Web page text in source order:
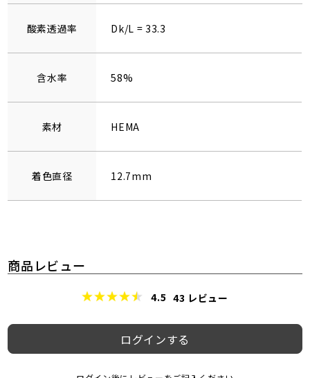
酸素透過率 Dk/L = 33.3
含水率 58%
素材 HEMA
着色直径 12.7mm
商品レビュー
4.5 43 レビュー
ログインする